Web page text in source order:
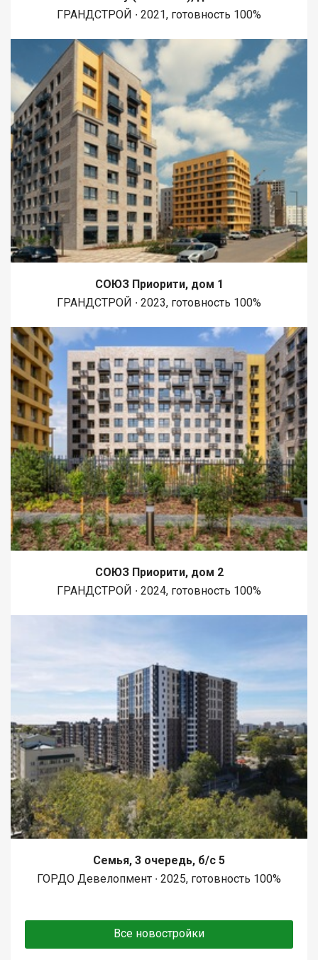
ГРАНДСТРОЙ ∙ 2021, готовность 100%
СОЮЗ Приорити, дом 1
ГРАНДСТРОЙ ∙ 2023, готовность 100%
СОЮЗ Приорити, дом 2
ГРАНДСТРОЙ ∙ 2024, готовность 100%
Семья, 3 очередь, б/с 5
ГОРДО Девелопмент ∙ 2025, готовность 100%
Все новостройки